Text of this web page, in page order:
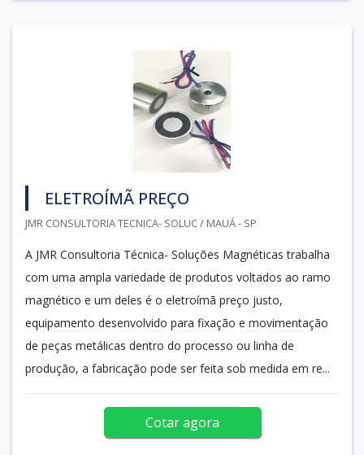
ELETROÍMÃ PREÇO
JMR CONSULTORIA TECNICA- SOLUC / MAUÁ - SP
A JMR Consultoria Técnica- Soluções Magnéticas trabalha
com uma ampla variedade de produtos voltados ao ramo
magnético e um deles é o eletroímã preço justo,
equipamento desenvolvido para fixação e movimentação
de peças metálicas dentro do processo ou linha de
produção, a fabricação pode ser feita sob medida em re...
Cotar agora